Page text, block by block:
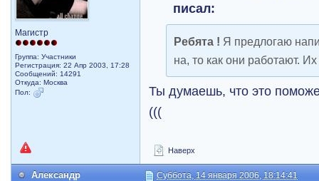
Магистр
Группа: Участники
Регистрация: 22 Апр 2003, 17:28
Сообщений: 14291
Откуда: Москва
Пол:
писал:
Ребята ! Я предлогаю
на, то как они работают.
Ты думаешь, что это
(((
Наверх
Александр Суббота, 14 января 2006, 18:14:41